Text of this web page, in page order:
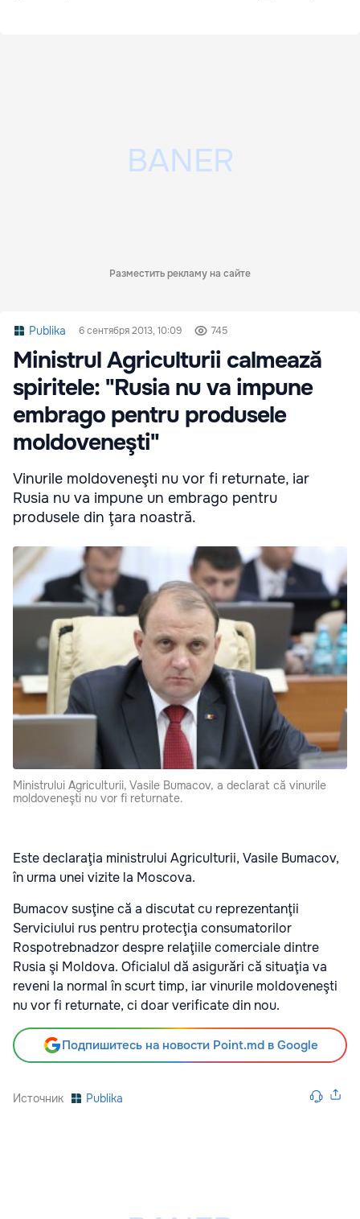
Разместить рекламу на сайте
Publika 6 сентября 2013, 10:09 745
Ministrul Agriculturii calmează
spiritele: "Rusia nu va impune
embrago pentru produsele
moldoveneşti"
Vinurile moldoveneşti nu vor fi returnate, iar
Rusia nu va impune un embrago pentru
produsele din ţara noastră.
Ministrului Agriculturii, Vasile Bumacov, a declarat că vinurile
moldoveneşti nu vor fi returnate.
Este declaraţia ministrului Agriculturii, Vasile Bumacov,
în urma unei vizite la Moscova.
Bumacov susţine că a discutat cu reprezentanţii
Serviciului rus pentru protecţia consumatorilor
Rospotrebnadzor despre relaţiile comerciale dintre
Rusia şi Moldova. Oficialul dă asigurări că situaţia va
reveni la normal în scurt timp, iar vinurile moldoveneşti
nu vor fi returnate, ci doar verificate din nou.
Подпишитесь на новости Point.md в Google
Источник Publika